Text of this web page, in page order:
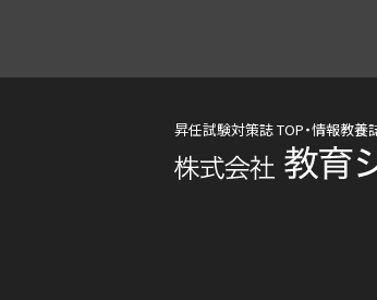
昇任試験対策誌 TOP・情報教養